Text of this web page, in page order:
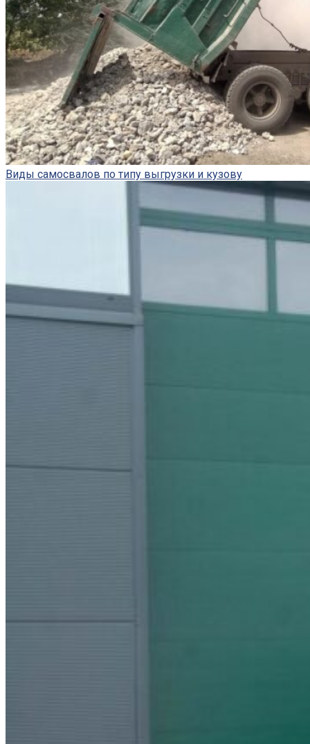
Виды самосвалов по типу выгрузки и кузову